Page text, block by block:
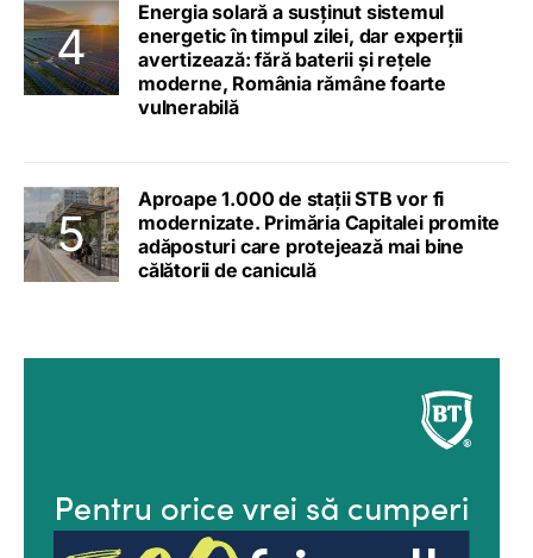
Energia solară a susținut sistemul
energetic în timpul zilei, dar experții
avertizează: fără baterii și rețele
moderne, România rămâne foarte
vulnerabilă
Aproape 1.000 de stații STB vor fi
modernizate. Primăria Capitalei promite
adăposturi care protejează mai bine
călătorii de caniculă